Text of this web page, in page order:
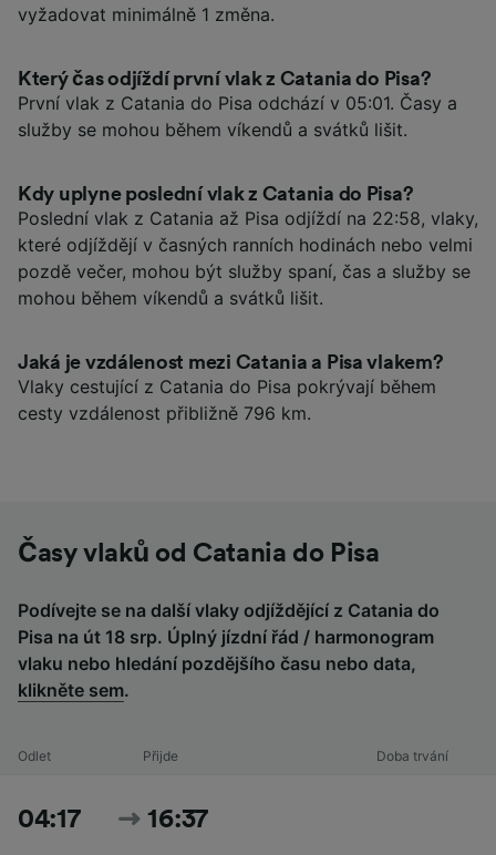
vyžadovat minimálně 1 změna.
Který čas odjíždí první vlak z Catania do Pisa?
První vlak z Catania do Pisa odchází v 05:01. Časy a
služby se mohou během víkendů a svátků lišit.
Kdy uplyne poslední vlak z Catania do Pisa?
Poslední vlak z Catania až Pisa odjíždí na 22:58, vlaky,
které odjíždějí v časných ranních hodinách nebo velmi
pozdě večer, mohou být služby spaní, čas a služby se
mohou během víkendů a svátků lišit.
Jaká je vzdálenost mezi Catania a Pisa vlakem?
Vlaky cestující z Catania do Pisa pokrývají během
cesty vzdálenost přibližně 796 km.
Časy vlaků od Catania do Pisa
Podívejte se na další vlaky odjíždějící z Catania do
Pisa na út 18 srp. Úplný jízdní řád / harmonogram
vlaku nebo hledání pozdějšího času nebo data,
klikněte sem.
Odlet Přijde Doba trvání
04:17 16:37